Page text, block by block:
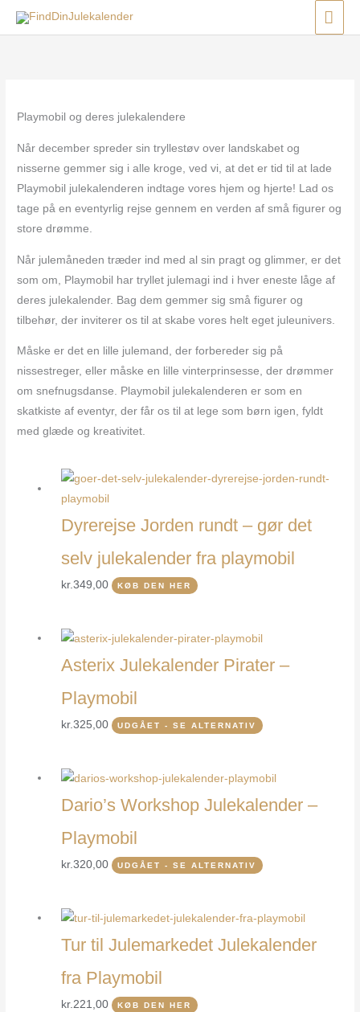
Playmobil og deres julekalendere
Når december spreder sin tryllestøv over landskabet og
nisserne gemmer sig i alle kroge, ved vi, at det er tid til at lade
Playmobil julekalenderen indtage vores hjem og hjerte! Lad os
tage på en eventyrlig rejse gennem en verden af små figurer og
store drømme.
Når julemåneden træder ind med al sin pragt og glimmer, er det
som om, Playmobil har tryllet julemagi ind i hver eneste låge af
deres julekalender. Bag dem gemmer sig små figurer og
tilbehør, der inviterer os til at skabe vores helt eget juleunivers.
Måske er det en lille julemand, der forbereder sig på
nissestreger, eller måske en lille vinterprinsesse, der drømmer
om snefnugsdanse. Playmobil julekalenderen er som en
skatkiste af eventyr, der får os til at lege som børn igen, fyldt
med glæde og kreativitet.
Dyrerejse Jorden rundt – gør det
selv julekalender fra playmobil
kr.349,00 KØB DEN HER
Asterix Julekalender Pirater –
Playmobil
kr.325,00 UDGÅET - SE ALTERNATIV
Dario’s Workshop Julekalender –
Playmobil
kr.320,00 UDGÅET - SE ALTERNATIV
Tur til Julemarkedet Julekalender
fra Playmobil
kr.221,00 KØB DEN HER
Menu
Menu
Menu